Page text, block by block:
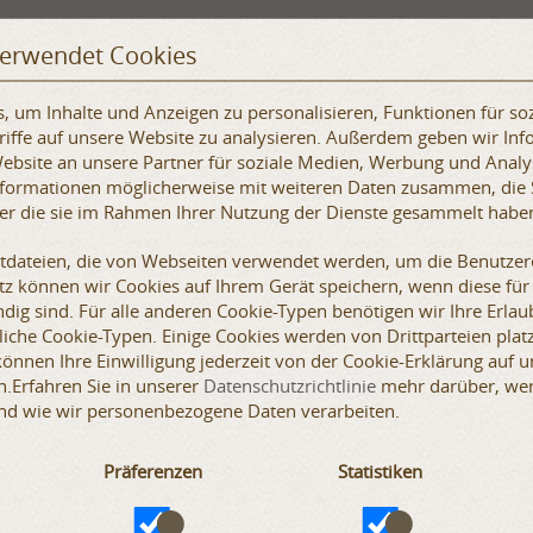
klicken Sie hier
wir die genaue Größe Ihres Gambeson, der Bekleidung
tragen wollen, benötigen. Dies gilt nicht, wenn Sie
Fall teilen Sie uns bitte Ihre genauen Körpermaße mit.
Sport. Fechten, historisches Fechten, mittelalterliche
Aktivitäten sind von Natur aus mit einem bestimmten
Das Unternehmen lehnt jegliche Haftung für Schäden ab, die
oder Folgeschäden, die während der Verwendung des
mit Rüstungen, Waffen oder ihren Bestandteilen
Sicherheit des jeweiligen Ereignisses verantwortlich ist und
mit den Standards der Veranstaltung akkreditiert ist.
Cookies
um Inhalte und Anzeigen zu personalisieren, Funktionen für
auf unsere Website zu analysieren. Außerdem geben wir
an unsere Partner für soziale Medien, Werbung und
möglicherweise mit weiteren Daten zusammen, die
die sie im Rahmen Ihrer Nutzung der Dienste gesammelt
die von Webseiten verwendet werden, um die
können wir Cookies auf Ihrem Gerät speichern, wenn diese
sind. Für alle anderen Cookie-Typen benötigen wir Ihre
Cookie-Typen. Einige Cookies werden von Drittparteien
Ihre Einwilligung jederzeit von der Cookie-Erklärung auf
Sie in unserer Datenschutzrichtliniemehr darüber,
wie wir personenbezogene Daten verarbeiten.
Präferenzen Statistiken